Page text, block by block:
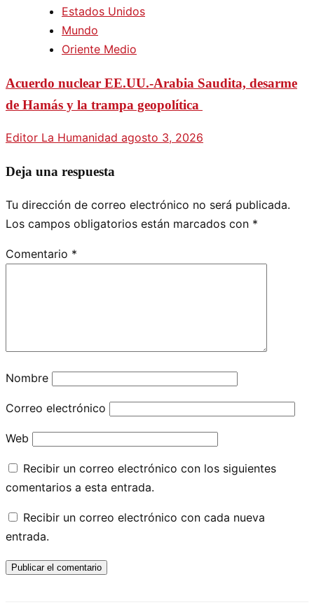
Estados Unidos
Mundo
Oriente Medio
Acuerdo nuclear EE.UU.-Arabia Saudita, desarme
de Hamás y la trampa geopolítica
Editor La Humanidad agosto 3, 2026
Deja una respuesta
Tu dirección de correo electrónico no será publicada.
Los campos obligatorios están marcados con *
Comentario *
Nombre
Correo electrónico
Web
Recibir un correo electrónico con los siguientes
comentarios a esta entrada.
Recibir un correo electrónico con cada nueva
entrada.